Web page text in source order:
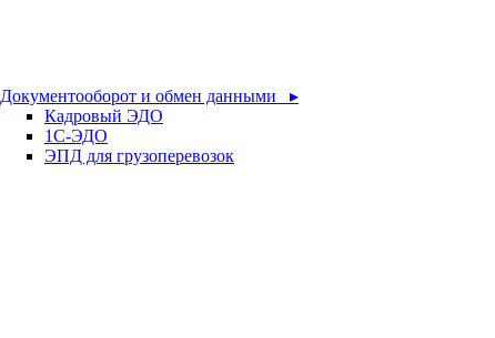
Документооборот и обмен данными ▸
Кадровый ЭДО
1С-ЭДО
ЭПД для грузоперевозок